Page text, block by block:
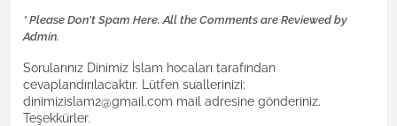
* Please Don't Spam Here. All the Comments are Reviewed by
Admin.
Sorularınız Dinimiz İslam hocaları tarafından
cevaplandırılacaktır. Lütfen suallerinizi:
dinimizislam2@gmail.com mail adresine gönderiniz.
Teşekkürler.